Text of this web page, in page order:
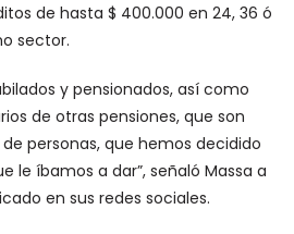
de hasta $ 400.000 en 24, 36 ó
sector.
y pensionados, así como
de otras pensiones, que son
personas, que hemos decidido
le íbamos a dar”, señaló Massa a
en sus redes sociales.